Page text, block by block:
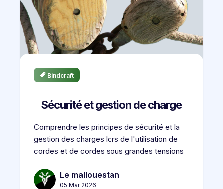
Bindcraft
Sécurité et gestion de charge
Comprendre les principes de sécurité et la
gestion des charges lors de l'utilisation de
cordes et de cordes sous grandes tensions
Le mallouestan
05 Mar 2026